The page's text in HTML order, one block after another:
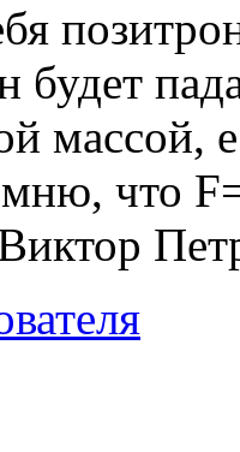
будет
массой,
что